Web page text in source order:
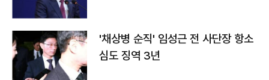
'채상병 순직' 임성근 전 사단장 항소
심도 징역 3년